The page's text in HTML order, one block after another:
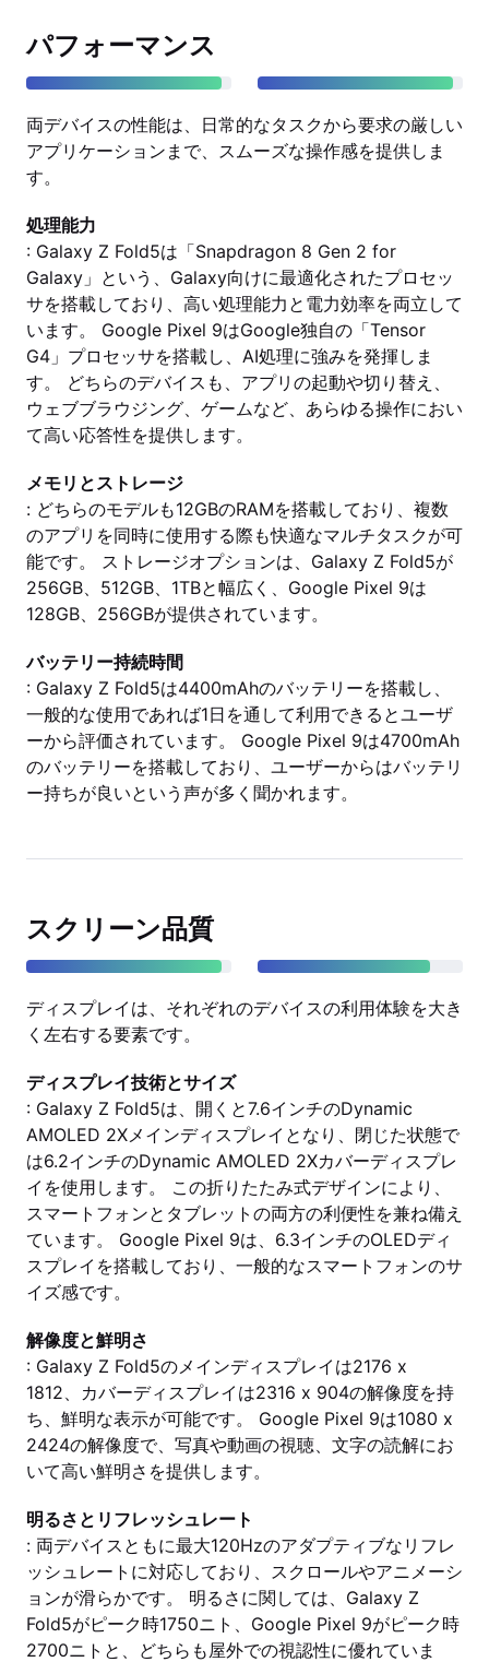
パフォーマンス
両デバイスの性能は、日常的なタスクから要求の厳しい
アプリケーションまで、スムーズな操作感を提供しま
す。
処理能力
: Galaxy Z Fold5は「Snapdragon 8 Gen 2 for
Galaxy」という、Galaxy向けに最適化されたプロセッ
サを搭載しており、高い処理能力と電力効率を両立して
います。 Google Pixel 9はGoogle独自の「Tensor
G4」プロセッサを搭載し、AI処理に強みを発揮しま
す。 どちらのデバイスも、アプリの起動や切り替え、
ウェブブラウジング、ゲームなど、あらゆる操作におい
て高い応答性を提供します。
メモリとストレージ
: どちらのモデルも12GBのRAMを搭載しており、複数
のアプリを同時に使用する際も快適なマルチタスクが可
能です。 ストレージオプションは、Galaxy Z Fold5が
256GB、512GB、1TBと幅広く、Google Pixel 9は
128GB、256GBが提供されています。
バッテリー持続時間
: Galaxy Z Fold5は4400mAhのバッテリーを搭載し、
一般的な使用であれば1日を通して利用できるとユーザ
ーから評価されています。 Google Pixel 9は4700mAh
のバッテリーを搭載しており、ユーザーからはバッテリ
ー持ちが良いという声が多く聞かれます。
スクリーン品質
ディスプレイは、それぞれのデバイスの利用体験を大き
く左右する要素です。
ディスプレイ技術とサイズ
: Galaxy Z Fold5は、開くと7.6インチのDynamic
AMOLED 2Xメインディスプレイとなり、閉じた状態で
は6.2インチのDynamic AMOLED 2Xカバーディスプレ
イを使用します。 この折りたたみ式デザインにより、
スマートフォンとタブレットの両方の利便性を兼ね備え
ています。 Google Pixel 9は、6.3インチのOLEDディ
スプレイを搭載しており、一般的なスマートフォンのサ
イズ感です。
解像度と鮮明さ
: Galaxy Z Fold5のメインディスプレイは2176 x
1812、カバーディスプレイは2316 x 904の解像度を持
ち、鮮明な表示が可能です。 Google Pixel 9は1080 x
2424の解像度で、写真や動画の視聴、文字の読解にお
いて高い鮮明さを提供します。
明るさとリフレッシュレート
: 両デバイスともに最大120Hzのアダプティブなリフレ
ッシュレートに対応しており、スクロールやアニメーシ
ョンが滑らかです。 明るさに関しては、Galaxy Z
Fold5がピーク時1750ニト、Google Pixel 9がピーク時
2700ニトと、どちらも屋外での視認性に優れていま